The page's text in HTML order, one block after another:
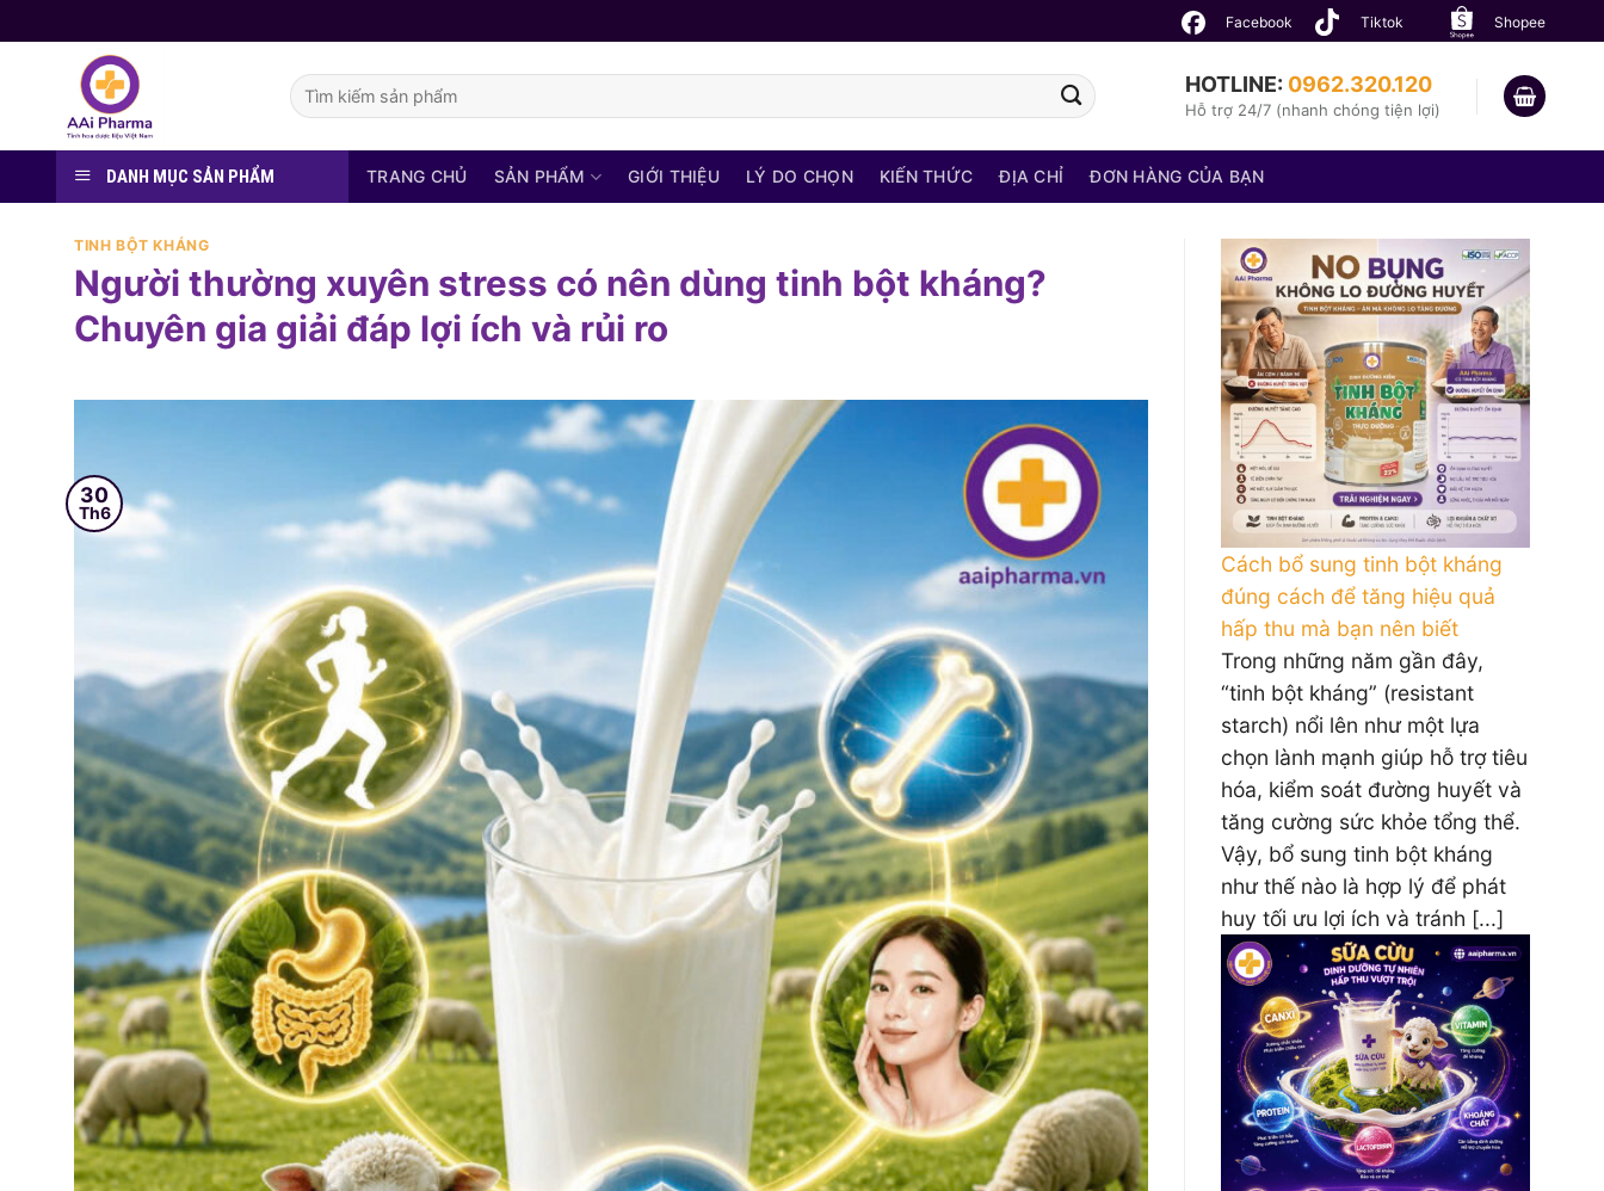
to
Facebook Tiktok Shopee
Tìm
kiếm:
HOTLINE: 0962.320.120
Hỗ trợ 24/7 (nhanh chóng tiện lợi)
DANH MỤC SẢN PHẨM TRANG CHỦ SẢN PHẨM GIỚI THIỆU LÝ DO CHỌN KIẾN THỨC ĐỊA CHỈ ĐƠN HÀNG CỦA BẠN
TINH BỘT KHÁNG
Người thường xuyên stress có nên dùng tinh bột kháng?
Chuyên gia giải đáp lợi ích và rủi ro
30
Th6
Cách bổ sung tinh bột kháng
đúng cách để tăng hiệu quả
hấp thu mà bạn nên biết
Trong những năm gần đây,
“tinh bột kháng” (resistant
starch) nổi lên như một lựa
chọn lành mạnh giúp hỗ trợ tiêu
hóa, kiểm soát đường huyết và
tăng cường sức khỏe tổng thể.
Vậy, bổ sung tinh bột kháng
như thế nào là hợp lý để phát
huy tối ưu lợi ích và tránh [...]